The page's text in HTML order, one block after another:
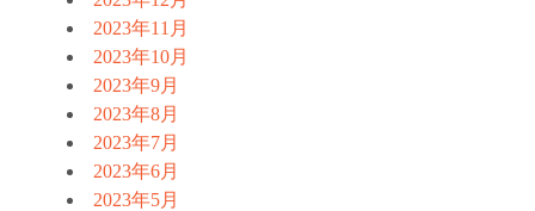
2023年11月
2023年10月
2023年9月
2023年8月
2023年7月
2023年6月
2023年5月